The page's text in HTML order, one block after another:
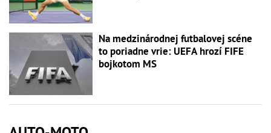
Na medzinárodnej futbalovej scéne
to poriadne vrie: UEFA hrozí FIFE
bojkotom MS